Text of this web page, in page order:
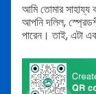
আমি তোমার সাহায্য
আপনি দলিল,
পারেন। তাই, এটা